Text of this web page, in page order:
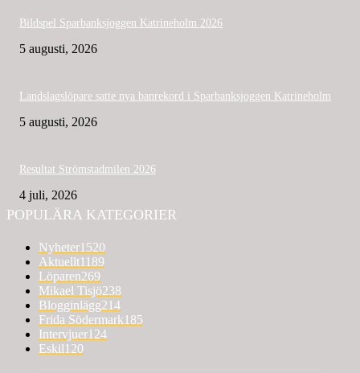
Bildspel Sparbanksjoggen Katrineholm 2026
5 augusti, 2026
Landslagslöpare satte nya banrekord i Sparbanksjoggen Katrineholm
5 augusti, 2026
Resultat Strömstadmilen 2026
4 juli, 2026
POPULÄRA KATEGORIER
Nyheter1520
Aktuellt1189
Löparen269
Mikael Tisjö238
Blogginlägg214
Frida Södermark185
Intervjuer124
Eskil120